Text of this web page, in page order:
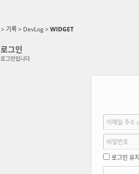
> 기록> DevLog>WIDGET
로그인
로그인입니다
로그인 유지